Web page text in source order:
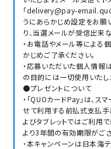
「delivery@pay-
うにあらかじめ設定をお願
り、当選メールが受信出来
・お電話やメール等による
かじめご了承ください。
・応募いただいた個人情報
の目的には一切使用いたし
●プレゼントについて
・「QUOカードPay」は、
せて利用する前払式支払手
よびタブレットではご利用
より3年間の有効期限がご
・本キャンペーンは日本海